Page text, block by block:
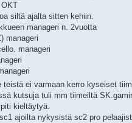
siltä ajalta sitten kehiin.
manageri n. 2vuotta
manageri
manageri
teistä ei varmaan kerro kyseiset
kutsuja tuli mm tiimeiltä
piti kieltäytyä.
ajoilta nykysistä sc2 pro